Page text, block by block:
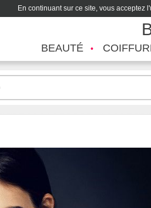
En continuant sur ce site, vous acceptez
BEAUTÉ